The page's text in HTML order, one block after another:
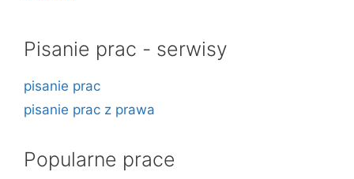
Pisanie prac - serwisy
pisanie prac
pisanie prac z prawa
Popularne prace